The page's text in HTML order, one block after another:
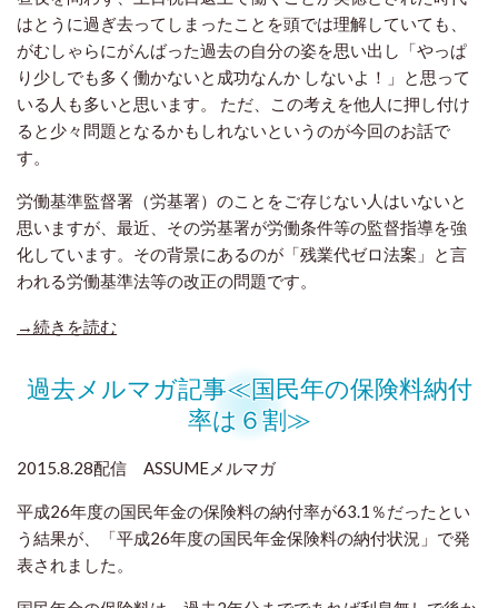
はとうに過ぎ去ってしまったことを頭では理解していても、
がむしゃらにがんばった過去の自分の姿を思い出し「やっぱ
り少しでも多く働かないと成功なんか しないよ！」と思って
いる人も多いと思います。 ただ、この考えを他人に押し付け
ると少々問題となるかもしれないというのが今回のお話で
す。
労働基準監督署（労基署）のことをご存じない人はいないと
思いますが、最近、その労基署が労働条件等の監督指導を強
化しています。その背景にあるのが「残業代ゼロ法案」と言
われる労働基準法等の改正の問題です。
→続きを読む
過去メルマガ記事≪国民年の保険料納付
率は６割≫
2015.8.28配信 ASSUMEメルマガ
平成26年度の国民年金の保険料の納付率が63.1％だったとい
う結果が、
「平成26年度の国民年金保険料の納付状況」で発
表されました。